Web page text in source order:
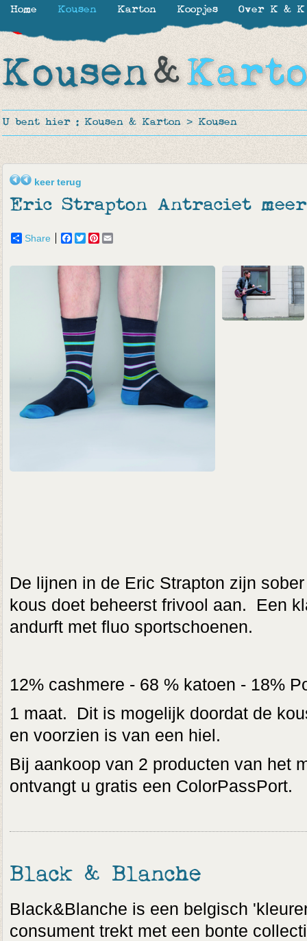
U bent hier : Kousen & Karton > Kousen
keer terug
Eric Strapton Antraciet
Share Facebook
TwitterPinterest
De lijnen in de Eric Strapton zijn
kous doet beheerst frivool aan. Een
andurft met fluo sportschoenen.
12% cashmere - 68 % katoen - 18%
1 maat. Dit is mogelijk doordat de
en voorzien is van een hiel.
Bij aankoop van 2 producten van het
ontvangt u gratis een ColorPassPort.
Black & Blanche
Black&Blanche is een belgisch
consument trekt met een bonte
Home Kousen Karton Koopjes Over K & K